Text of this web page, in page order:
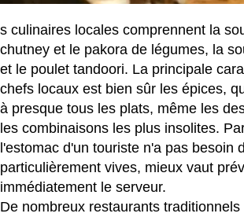
s culinaires locales comprennent la
chutney et le pakora de légumes, la
et le poulet tandoori. La principale
chefs locaux est bien sûr les épices,
à presque tous les plats, même les
les combinaisons les plus insolites.
l'estomac d'un touriste n'a pas besoin
particulièrement vives, mieux vaut
immédiatement le serveur.
De nombreux restaurants